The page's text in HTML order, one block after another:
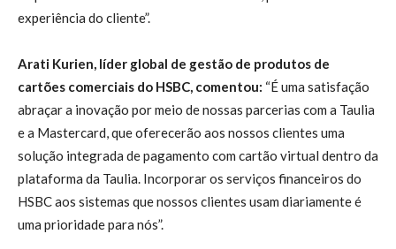
experiência do cliente”.
Arati Kurien, líder global de gestão de produtos de
cartões comerciais do HSBC, comentou: “É uma satisfação
abraçar a inovação por meio de nossas parcerias com a Taulia
e a Mastercard, que oferecerão aos nossos clientes uma
solução integrada de pagamento com cartão virtual dentro da
plataforma da Taulia. Incorporar os serviços financeiros do
HSBC aos sistemas que nossos clientes usam diariamente é
uma prioridade para nós”.